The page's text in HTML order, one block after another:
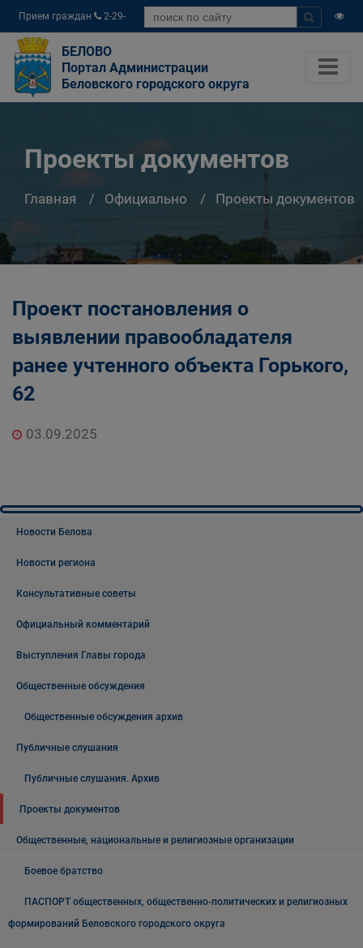
Прием граждан
2-29-
04
БЕЛОВО
Портал Администрации
Беловского городского округа
Проекты документов
Главная Официально Проекты документов
Проект постановления о
выявлении правообладателя
ранее учтенного объекта Горького,
62
03.09.2025
Новости Белова
Новости региона
Консультативные советы
Официальный комментарий
Выступления Главы города
Общественные обсуждения
Общественные обсуждения архив
Публичные слушания
Публичные слушания. Архив
Проекты документов
Общественные, национальные и религиозные организации
Боевое братство
ПАСПОРТ общественных, общественно-политических и религиозных
формирований Беловского городского округа